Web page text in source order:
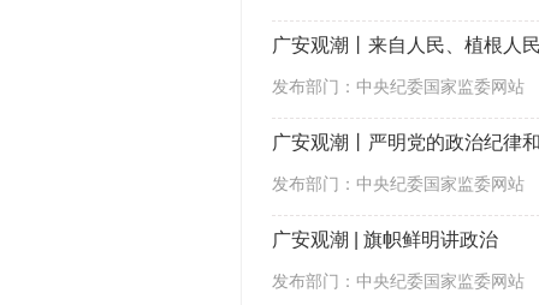
广安观潮丨来自人民、植根人
发布部门：中央纪委国家监委网站
广安观潮丨严明党的政治纪律
发布部门：中央纪委国家监委网站
广安观潮 | 旗帜鲜明讲政治
发布部门：中央纪委国家监委网站